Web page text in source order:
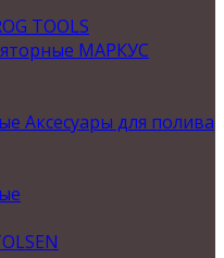
TOOLS
МАРКУС
Аксесуары для полива